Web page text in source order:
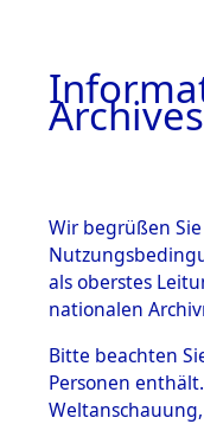
BESTÄNDE
1.
mente
1.2.9 Beim ITS
Archives
Wir begrüßen
als oberstes
nationalen
Bitte beachten
Personen